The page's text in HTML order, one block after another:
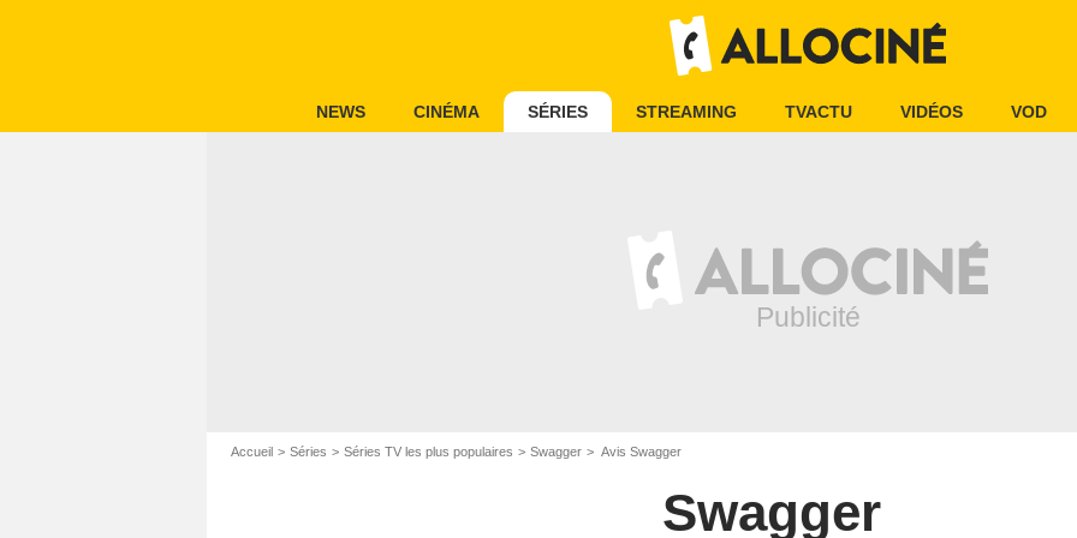
NEWS CINÉMA SÉRIES STREAMING TVACTU VIDÉOS VOD
Accueil Séries Séries TV les plus populaires Swagger Avis Swagger
Swagger